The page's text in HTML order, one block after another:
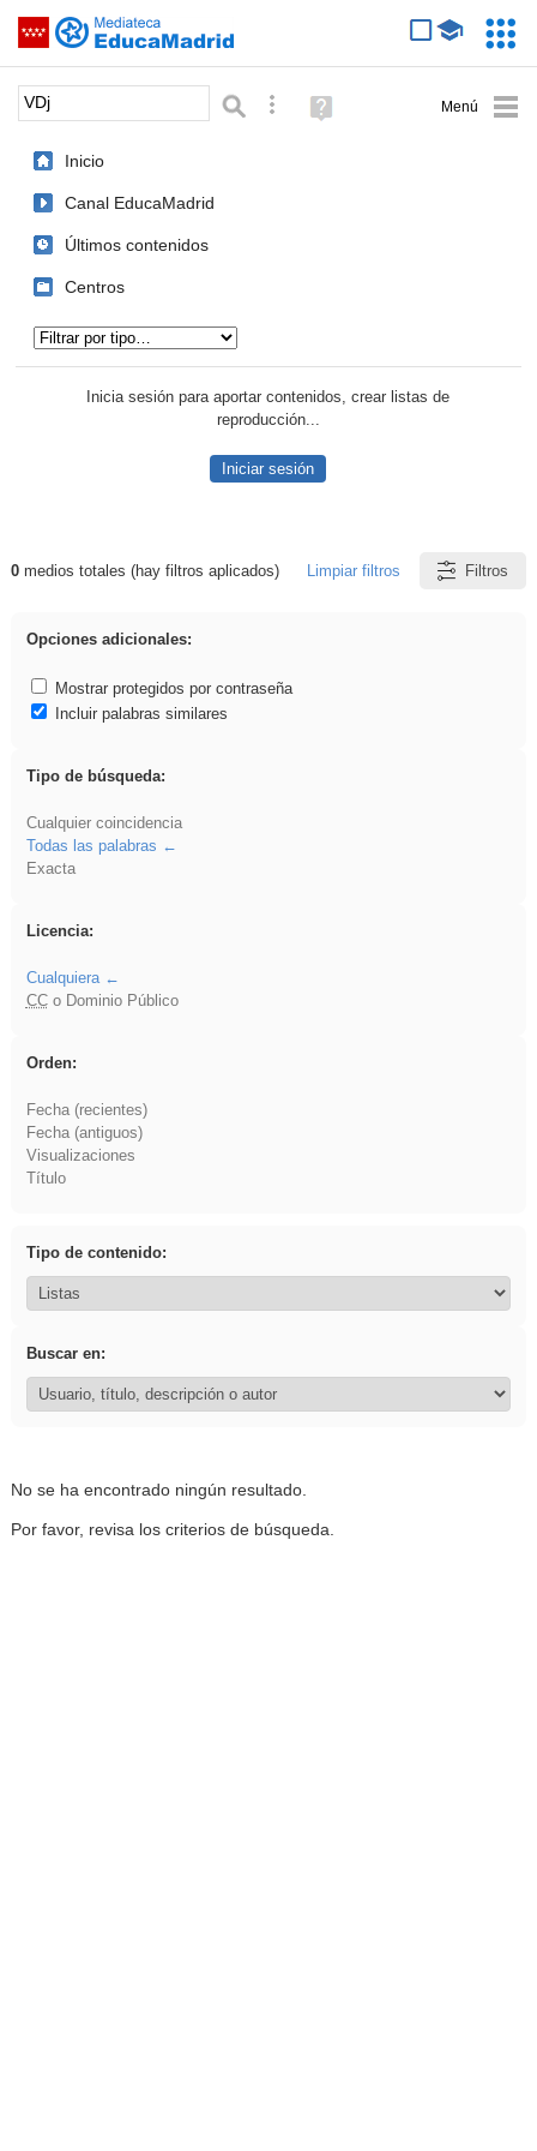
Saltar navegación
Palabra o frase: Búsqueda avanzada
Ayuda
(en
Inicio
Canal EducaMadrid
Últimos contenidos
Centros
Inicia sesión para aportar contenidos, crear listas de
reproducción...
Iniciar sesión
Resultados de: VDj
0medios totales (hay filtros aplicados) Limpiar filtros Filtros
Opciones adicionales:
Mostrar protegidos por contraseña
Incluir palabras similares
Tipo de búsqueda:
Cualquier coincidencia
Todas las palabras
Exacta
Licencia:
Cualquiera
CCo Dominio Público
Orden:
Fecha (recientes)
Fecha (antiguos)
Visualizaciones
Título
Tipo de contenido:
Buscar en:
No se ha encontrado ningún resultado.
Por favor, revisa los criterios de búsqueda.